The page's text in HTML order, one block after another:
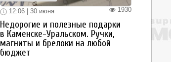
1930
12:06 | 30 июня
Недорогие и полезные подарки
в Каменске-Уральском. Ручки,
магниты и брелоки на любой
бюджет